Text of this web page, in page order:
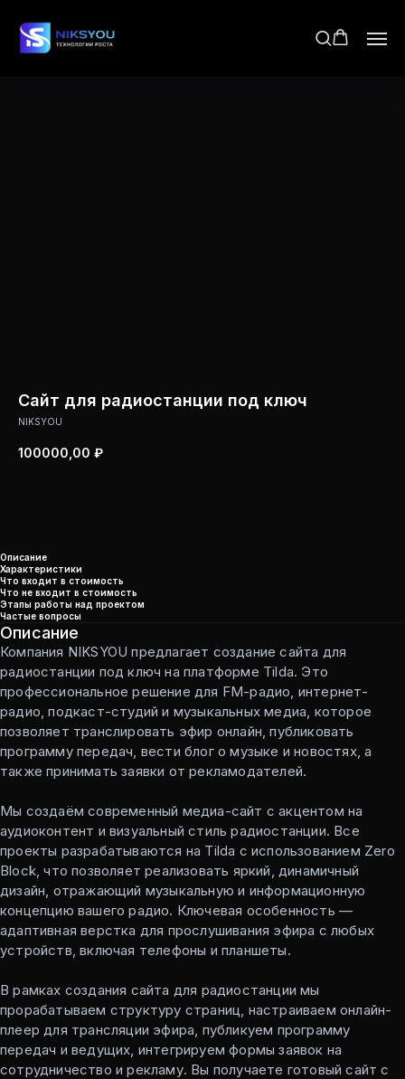
Сайт для радиостанции под ключ
NIKSYOU
100000,00 ₽
Описание
Характеристики
Что входит в стоимость
Что не входит в стоимость
Этапы работы над проектом
Частые вопросы
Описание
Компания NIKSYOU предлагает создание сайта для
радиостанции под ключ на платформе Tilda. Это
профессиональное решение для FM-радио, интернет-
радио, подкаст-студий и музыкальных медиа, которое
позволяет транслировать эфир онлайн, публиковать
программу передач, вести блог о музыке и новостях, а
также принимать заявки от рекламодателей.
Мы создаём современный медиа-сайт с акцентом на
аудиоконтент и визуальный стиль радиостанции. Все
проекты разрабатываются на Tilda с использованием Zero
Block, что позволяет реализовать яркий, динамичный
дизайн, отражающий музыкальную и информационную
концепцию вашего радио. Ключевая особенность —
адаптивная верстка для прослушивания эфира с любых
устройств, включая телефоны и планшеты.
В рамках создания сайта для радиостанции мы
прорабатываем структуру страниц, настраиваем онлайн-
плеер для трансляции эфира, публикуем программу
передач и ведущих, интегрируем формы заявок на
сотрудничество и рекламу. Вы получаете готовый сайт с